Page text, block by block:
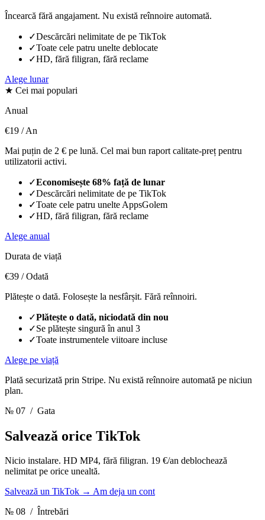
Încearcă fără angajament. Nu există reînnoire automată.
✓Descărcări nelimitate de pe TikTok
✓Toate cele patru unelte deblocate
✓HD, fără filigran, fără reclame
Alege lunar
★ Cei mai populari
Anual
€19 / An
Mai puțin de 2 € pe lună. Cel mai bun raport calitate-preț pentru
utilizatorii activi.
✓Economisește 68% față de lunar
✓Descărcări nelimitate de pe TikTok
✓Toate cele patru unelte AppsGolem
✓HD, fără filigran, fără reclame
Alege anual
Durata de viață
€39 / Odată
Plătește o dată. Folosește la nesfârșit. Fără reînnoiri.
✓Plătește o dată, niciodată din nou
✓Se plătește singură în anul 3
✓Toate instrumentele viitoare incluse
Alege pe viață
Plată securizată prin Stripe. Nu există reînnoire automată pe niciun
plan.
№ 07 / Gata
Salvează orice TikTok
Nicio instalare. HD MP4, fără filigran. 19 €/an deblochează
nelimitat pe orice unealtă.
Salvează un TikTok → Am deja un cont
№ 08 / Întrebări